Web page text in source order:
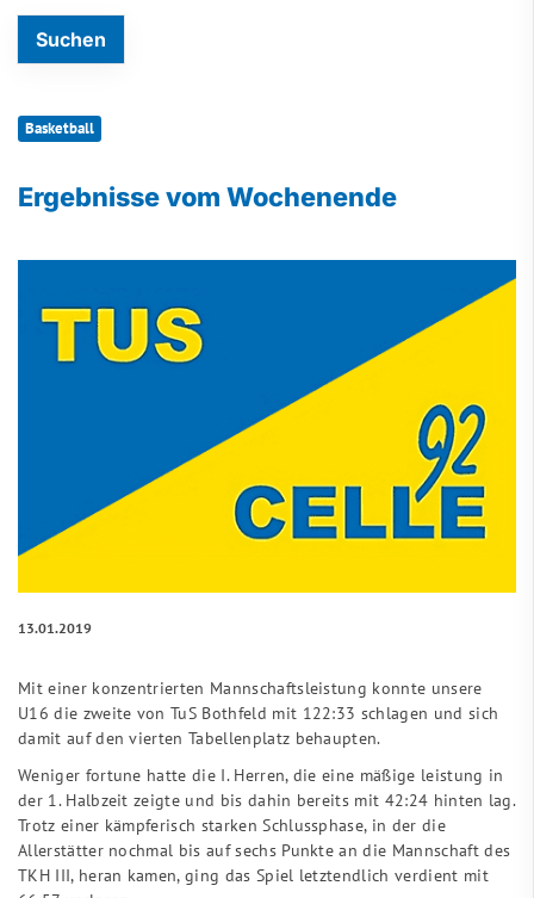
Basketball
Ergebnisse vom Wochenende
13.01.2019
Mit einer konzentrierten Mannschaftsleistung konnte unsere
U16 die zweite von TuS Bothfeld mit 122:33 schlagen und sich
damit auf den vierten Tabellenplatz behaupten.
Weniger fortune hatte die I. Herren, die eine mäßige leistung in
der 1. Halbzeit zeigte und bis dahin bereits mit 42:24 hinten lag.
Trotz einer kämpferisch starken Schlussphase, in der die
Allerstätter nochmal bis auf sechs Punkte an die Mannschaft des
TKH III, heran kamen, ging das Spiel letztendlich verdient mit